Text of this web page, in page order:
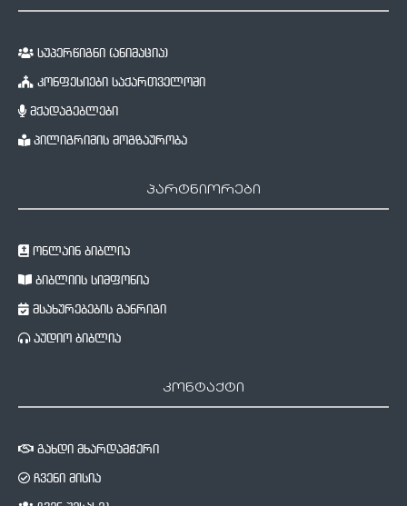
სუპერწიგნი (ანიმაცია)
კონფესიები საქართველოში
მქადაგებლები
პილიგრიმის მოგზაურობა
პარტნიორები
ონლაინ ბიბლია
ბიბლიის სიმფონია
მსახურებების განრიგი
აუდიო ბიბლია
კონტაქტი
გახდი მხარდამჭერი
ჩვენი მისია